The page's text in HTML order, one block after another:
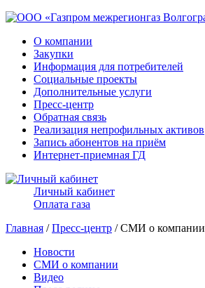
О компании
Закупки
Информация для потребителей
Социальные проекты
Дополнительные услуги
Пресс-центр
Обратная связь
Реализация непрофильных активов
Запись абонентов на приём
Интернет-приемная ГД
Личный кабинет
Оплата газа
Главная /Пресс-центр / СМИ о компании
Новости
СМИ о компании
Видео